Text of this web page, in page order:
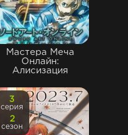
Мастера Меча
Онлайн:
Алисизация
3
серия
2
сезон